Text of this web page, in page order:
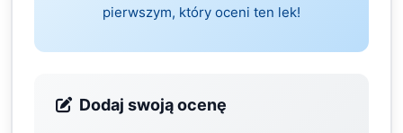
pierwszym, który oceni ten lek!
Dodaj swoją ocenę